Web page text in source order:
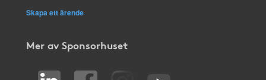
Skapa ett ärende
Mer av Sponsorhuset